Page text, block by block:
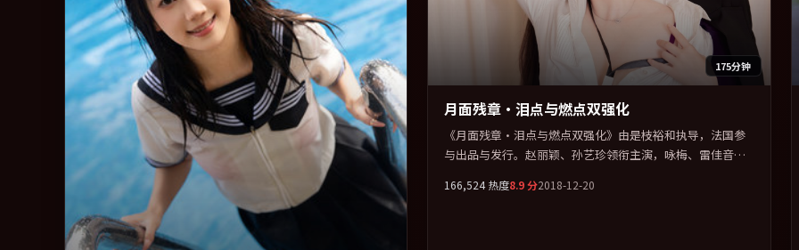
175分钟
月面残章·泪点与燃点双强化
《月面残章·泪点与燃点双强化》由是枝裕和执导，法国参
与出品与发行。赵丽颖、孙艺珍领衔主演，咏梅、雷佳音、
进，张力持续堆叠。全片以「科幻」类型为骨架，在叙事、
166,524热度8.9分2018-12-20